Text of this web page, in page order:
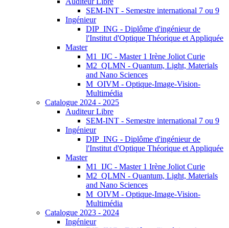
SEM-INT - Semestre international 7 ou 9
Ingénieur
DIP_ING - Diplôme d'ingénieur de
l'Institut d'Optique Théorique et Appliquée
Master
M1_IJC - Master 1 Irène Joliot Curie
M2_QLMN - Quantum, Light, Materials
and Nano Sciences
M_OIVM - Optique-Image-Vision-
Multimédia
Catalogue 2024 - 2025
Auditeur Libre
SEM-INT - Semestre international 7 ou 9
Ingénieur
DIP_ING - Diplôme d'ingénieur de
l'Institut d'Optique Théorique et Appliquée
Master
M1_IJC - Master 1 Irène Joliot Curie
M2_QLMN - Quantum, Light, Materials
and Nano Sciences
M_OIVM - Optique-Image-Vision-
Multimédia
Catalogue 2023 - 2024
Ingénieur